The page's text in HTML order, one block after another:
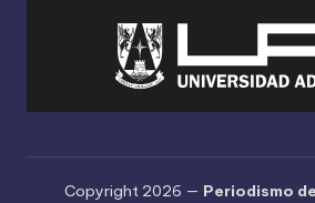
Copyright 2026 — Periodismo